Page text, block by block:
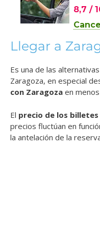
Llegar a
Es una de las
Zaragoza, en especial
con Zaragoza en
El precio de los billetes
precios fluctúan en
la antelación de la